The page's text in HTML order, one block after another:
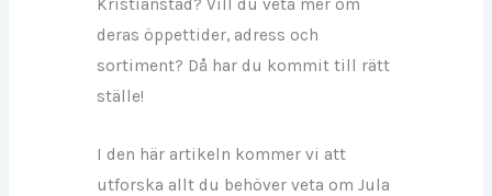
Kristianstad? Vill du veta mer om
deras öppettider, adress och
sortiment? Då har du kommit till rätt
ställe!
I den här artikeln kommer vi att
utforska allt du behöver veta om Jula